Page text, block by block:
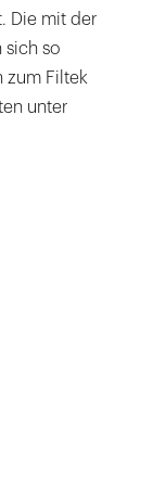
Die mit der
sich so
zum Filtek
unter